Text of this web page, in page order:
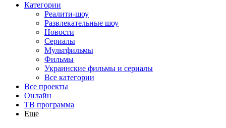
Категории
Реалити-шоу
Развлекательные шоу
Новости
Сериалы
Мультфильмы
Фильмы
Украинские фильмы и сериалы
Все категории
Все проекты
Онлайн
ТВ программа
Еще